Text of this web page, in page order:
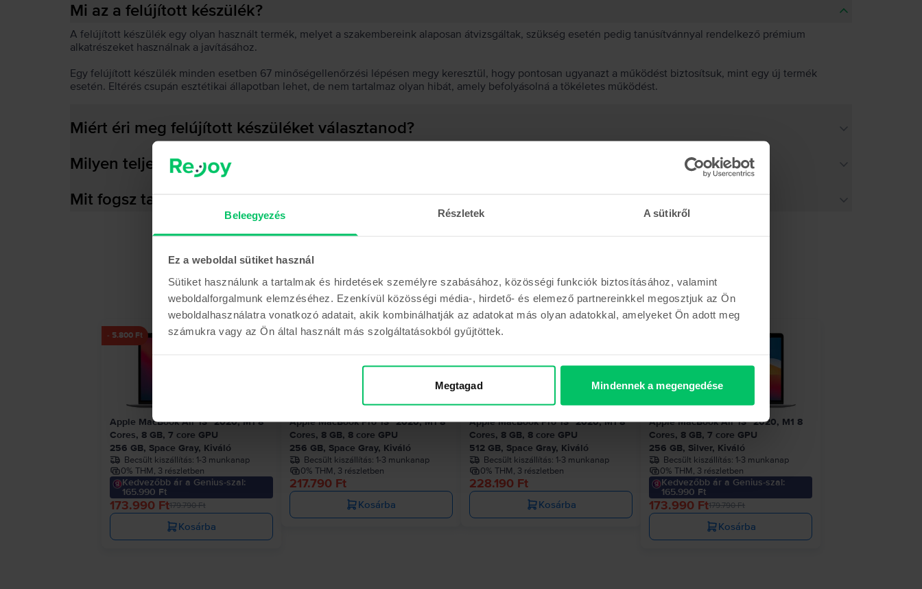
Beleegyezés Részletek A sütikről
Ez a weboldal sütiket használ
Sütiket használunk a tartalmak és hirdetések személyre szabásához, közösségi funkciók biztosításához, valamint
weboldalforgalmunk elemzéséhez. Ezenkívül közösségi média-, hirdető- és elemező partnereinkkel megosztjuk az Ön
weboldalhasználatra vonatkozó adatait, akik kombinálhatják az adatokat más olyan adatokkal, amelyeket Ön adott meg
számukra vagy az Ön által használt más szolgáltatásokból gyűjtöttek.
Megtagad Mindennek a megengedése
Mi az a felújított készülék?
A felújított készülék egy olyan használt termék, melyet a szakembereink alaposan átvizsgáltak, szükség esetén pedig tanúsítvánnyal rendelkező prémium
alkatrészeket használnak a javításához.
Egy felújított készülék minden esetben 67 minőségellenőrzési lépésen megy keresztül, hogy pontosan ugyanazt a működést biztosítsuk, mint egy új termék
esetén. Eltérés csupán esztétikai állapotban lehet, de nem tartalmaz olyan hibát, amely befolyásolná a tökéletes működést.
Miért éri meg felújított készüléket választanod?
Milyen teljesítményre képes az akkumulátor?
Mit fogsz találni a dobozban?
Hasonló termékek
- 5.800 Ft
Apple MacBook Air 13″ 2020, M1 8
Cores, 8 GB, 7 core GPU
256 GB, Space Gray, Kiváló
Becsült kiszállítás: 1-3 munkanap
0% THM, 3 részletben
Kedvezőbb ár a Genius-szal:
165.990 Ft
173.990 Ft179.790 Ft
Kosárba
Apple MacBook Pro 13″ 2020, M1 8
Cores, 8 GB, 8 core GPU
256 GB, Space Gray, Kiváló
Becsült kiszállítás: 1-3 munkanap
0% THM, 3 részletben
217.790 Ft
Kosárba
Apple MacBook Pro 13″ 2020, M1 8
Cores, 8 GB, 8 core GPU
512 GB, Space Gray, Kiváló
Becsült kiszállítás: 1-3 munkanap
0% THM, 3 részletben
228.190 Ft
Kosárba
Apple MacBook Air 13″ 2020, M1 8
Cores, 8 GB, 7 core GPU
256 GB, Silver, Kiváló
Becsült kiszállítás: 1-3 munkanap
0% THM, 3 részletben
Kedvezőbb ár a Genius-szal:
165.990 Ft
173.990 Ft179.790 Ft
Kosárba